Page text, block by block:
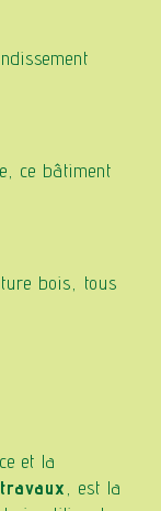
ce bâtiment
bois, tous
et la
, est la